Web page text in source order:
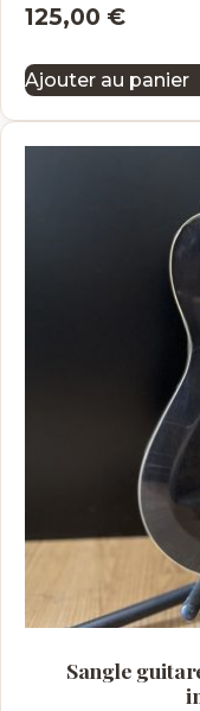
125,00 €
Ajouter au panier
Sangle